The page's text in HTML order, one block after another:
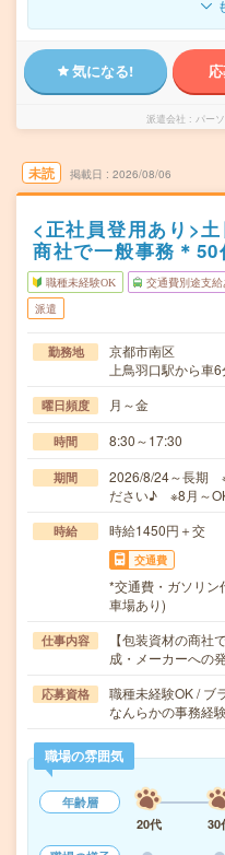
気になる!
派遣会社 パー
未読 掲載日 2026/08/06
<正社員登用あり>
商社で一般事務＊50
職種未経験OK 交通費別途支給
派遣
勤務地
京都市南区
上鳥羽口駅から車
曜日頻度 月～金
時間 8:30～17:30
期間
2026/8/24～長期
ださい♪ ※8月～
時給 時給1450円＋交
交通費
*交通費・ガソリン
車場あり)
仕事内容
【包装資材の商社
成・メーカーへの
応募資格
職種未経験OK / ブ
なんらかの事務経
職場の雰囲気
年齢層
20代
30